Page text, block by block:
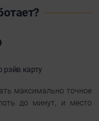
рэйв карту
максимально точное
до минут, и место